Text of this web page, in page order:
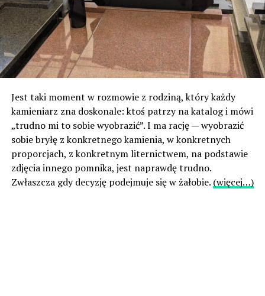
Jest taki moment w rozmowie z rodziną, który każdy
kamieniarz zna doskonale: ktoś patrzy na katalog i mówi
„trudno mi to sobie wyobrazić”. I ma rację — wyobrazić
sobie bryłę z konkretnego kamienia, w konkretnych
proporcjach, z konkretnym liternictwem, na podstawie
zdjęcia innego pomnika, jest naprawdę trudno.
Zwłaszcza gdy decyzję podejmuje się w żałobie. (więcej…)